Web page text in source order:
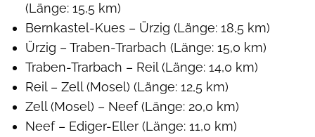
(Länge: 15,5 km)
Bernkastel-Kues – Ürzig (Länge: 18,5 km)
Ürzig – Traben-Trarbach (Länge: 15,0 km)
Traben-Trarbach – Reil (Länge: 14,0 km)
Reil – Zell (Mosel) (Länge: 12,5 km)
Zell (Mosel) – Neef (Länge: 20,0 km)
Neef – Ediger-Eller (Länge: 11,0 km)